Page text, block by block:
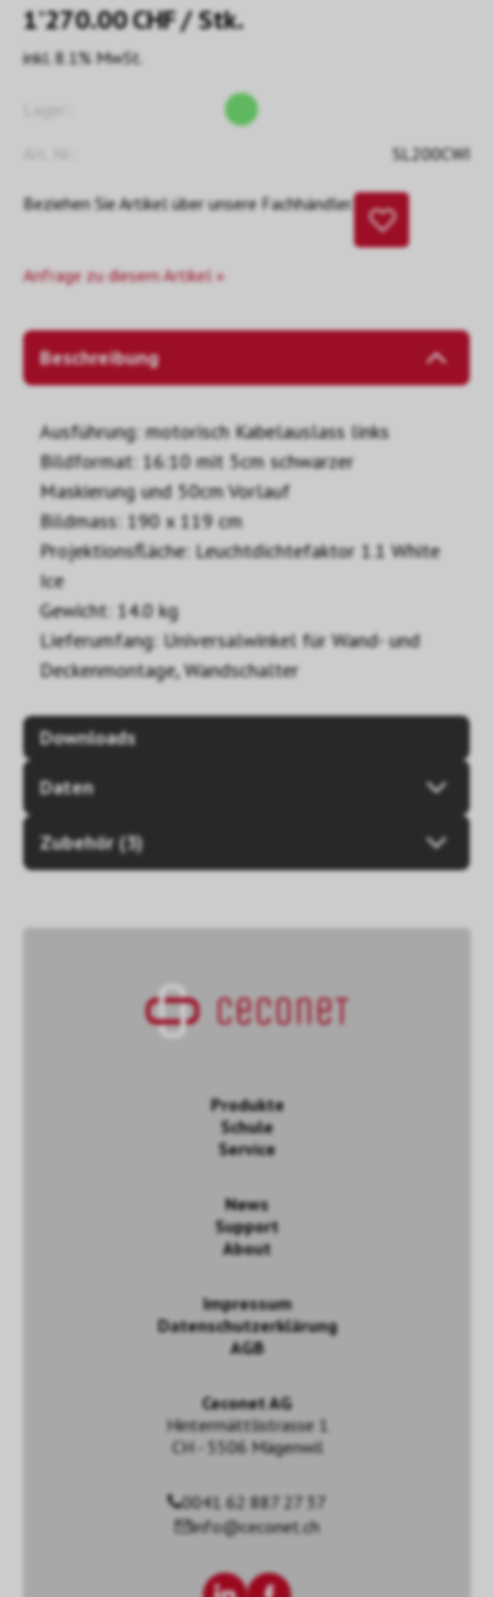
1’270.00CHF/ Stk.
inkl. 8.1% MwSt.
SL200CWI
Beziehen Sie Artikel über unsere Fachhändler.
Anfrage zu diesem Artikel »
Beschreibung
Ausführung: motorisch Kabelauslass links
Bildformat: 16:10 mit 5cm schwarzer
Maskierung und 50cm Vorlauf
Bildmass: 190 x 119 cm
Projektionsfläche: Leuchtdichtefaktor 1.1 White
Ice
Gewicht: 14.0 kg
Lieferumfang: Universalwinkel für Wand- und
Deckenmontage, Wandschalter
Downloads
Daten
Zubehör (3)
Produkte
Schule
Service
News
Support
About
Impressum
Datenschutzerklärung
AGB
Ceconet AG
Hintermättlistrasse 1
CH - 5506 Mägenwil
0041 62 887 27 37
info@ceconet.ch